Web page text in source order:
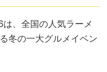
、全国の人気ラーメ
冬の一大グルメイベン